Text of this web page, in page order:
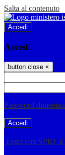
Salta al contenuto
Accedi
Accedi
button close ×
Password
-
Entra con SPID